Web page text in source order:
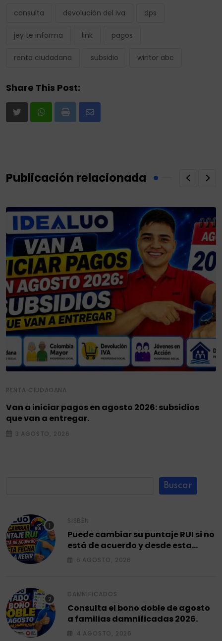
consulta devolución del iva dps
jey te informa link pagos
renta ciudadana subsidio wintor abc
Share This Post:
Print
Share
Publicación relacionada
RENTA CIUDADANA
Van a iniciar pagos en agosto 2026: subsidios
que van a entregar.
3 AGOSTO, 2026
Buscar
SISBÉN
Puede cambiar su puntaje RUI si no
está de acuerdo y desde esta
fecha empieza a regir en el 2026.
6 AGOSTO, 2026
DAMNIFICADOS
Consulta el bono doble de agosto
a familias damnificadas 2026.
4 AGOSTO, 2026